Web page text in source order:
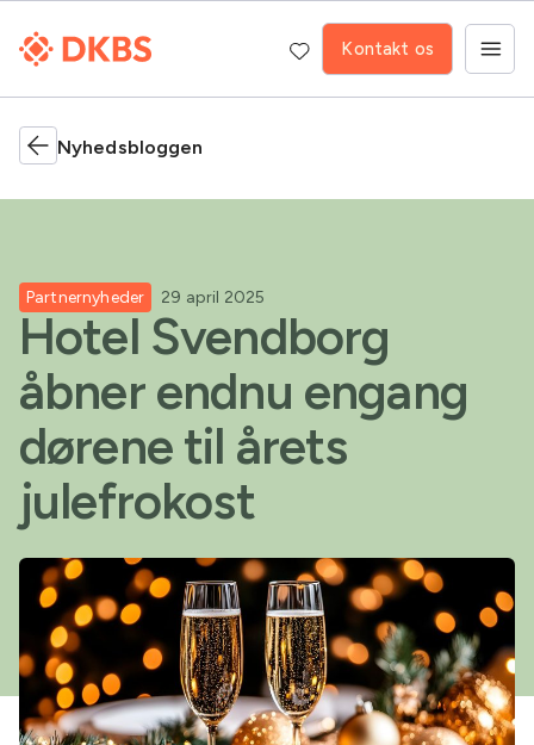
Kontakt os
Nyhedsbloggen
Partnernyheder 29 april 2025
Hotel Svendborg
åbner endnu engang
dørene til årets
julefrokost